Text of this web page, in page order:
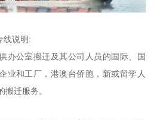
线说明:
办公室搬迁及其公司人员的国际、国
业和工厂，港澳台侨胞，新或留学人
搬迁服务。